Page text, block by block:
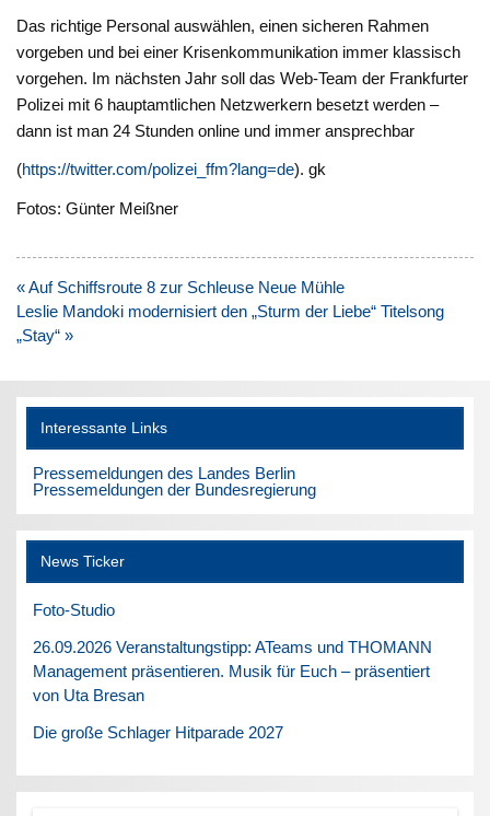
Das richtige Personal auswählen, einen sicheren Rahmen
vorgeben und bei einer Krisenkommunikation immer klassisch
vorgehen. Im nächsten Jahr soll das Web-Team der Frankfurter
Polizei mit 6 hauptamtlichen Netzwerkern besetzt werden –
dann ist man 24 Stunden online und immer ansprechbar
(https://twitter.com/polizei_ffm?lang=de). gk
Fotos: Günter Meißner
Beitragsnavigation
« Auf Schiffsroute 8 zur Schleuse Neue Mühle
Leslie Mandoki modernisiert den „Sturm der Liebe“ Titelsong
„Stay“ »
Interessante Links
Pressemeldungen des Landes Berlin
Pressemeldungen der Bundesregierung
News Ticker
Foto-Studio
26.09.2026 Veranstaltungstipp: ATeams und THOMANN
Management präsentieren. Musik für Euch – präsentiert
von Uta Bresan
Die große Schlager Hitparade 2027